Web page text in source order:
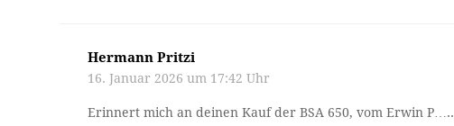
Hermann Pritzi
16. Januar 2026 um 17:42 Uhr
Erinnert mich an deinen Kauf der BSA 650, vom Erwin P…..